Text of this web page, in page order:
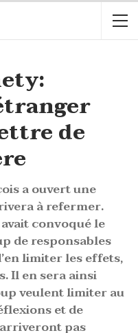
de
a ouvert une
à refermer.
convoqué le
de responsables
limiter les effets,
Il en sera ainsi
veulent limiter au
et de
arriveront pas